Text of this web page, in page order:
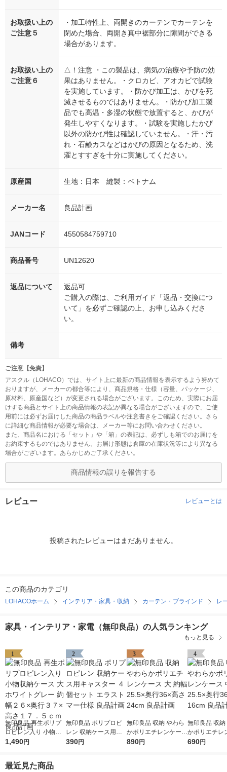
お取扱い上の
ご注意５
・加工特性上、両開きのカーテンでカーテンを
閉めた場合、両開き真中裾部分に隙間ができる
場合があります。
お取扱い上の
ご注意６
△！注意 ・この製品は、病気の治療や予防の効
果はありません。・クロカビ、アオカビで試験
を実施しています。・防かび加工は、かびを死
滅させるものではありません。・防かび加工製
品でも高温・多湿の状態で放置すると、かびが
発生しやすくなります。・試験を実施したかび
以外の防かび性は確認していません。・汗・汚
れ・石鹸カスなどはかびの原因となるため、洗
濯とすすぎを十分に実施してください。
原産国 生地：日本 縫製：ベトナム
メーカー名 良品計画
JANコード 4550584759710
商品番号 UN12620
返品について
返品可
ご購入の際は、ご利用ガイド「返品・交換につ
いて」を必ずご確認の上、お申し込みくださ
い。
備考
ご注意【免責】
アスクル（LOHACO）では、サイト上に最新の商品情報を表示するよう努めて
おりますが、メーカーの都合等により、商品規格・仕様（容量、パッケージ、
原材料、原産国など）が変更される場合がございます。このため、実際にお届
けする商品とサイト上の商品情報の表記が異なる場合がございますので、ご使
用前には必ずお届けした商品の商品ラベルや注意書きをご確認ください。さら
に詳細な商品情報が必要な場合は、メーカー等にお問い合わせください。
また、商品名における「セット」や「箱」の表記は、必ずしも箱でのお届けを
お約束するものではありません。お届け形態は倉庫の在庫状況等により異なる
場合がございます。あらかじめご了承ください。
商品情報の誤りを報告する
レビュー レビューとは
投稿されたレビューはまだありません。
この商品のカテゴリ
LOHACOホーム インテリア・家具・収納 カーテン・ブラインド レ
家具・インテリア・家電（無印良品）の人気ランキング
もっと見る
1
無印良品 再生ポリプ
ロピレン入り 小物収
納ケース 大 ホワイト
ｍ 良品計画
1,490円
2
無印良品 ポリプロピ
レン 収納ケース用キ
ャスター ４個セット
390円
3
無印良品 収納 やわら
かポリエチレンケース
大 約幅25.5×奥行36×
890円
4
無印良品 収納
かポリエチレ
中 約幅25.5×
690円
最近見た商品